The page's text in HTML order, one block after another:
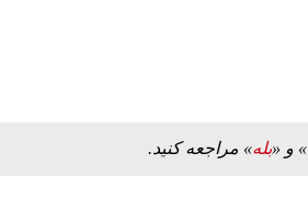
» و «بله» مراجعه کنید.